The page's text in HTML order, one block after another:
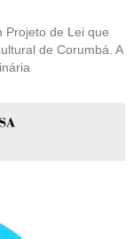
Projeto de Lei que
de Corumbá. A